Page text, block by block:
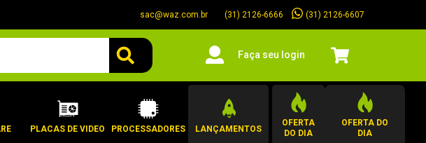
sac@waz.com.br (31) 2126-6666 (31) 2126-6607
Faça seu login
PLACAS DE VIDEO PROCESSADORES LANÇAMENTOS
OFERTA
DO DIA
OFERTA DO
DIA